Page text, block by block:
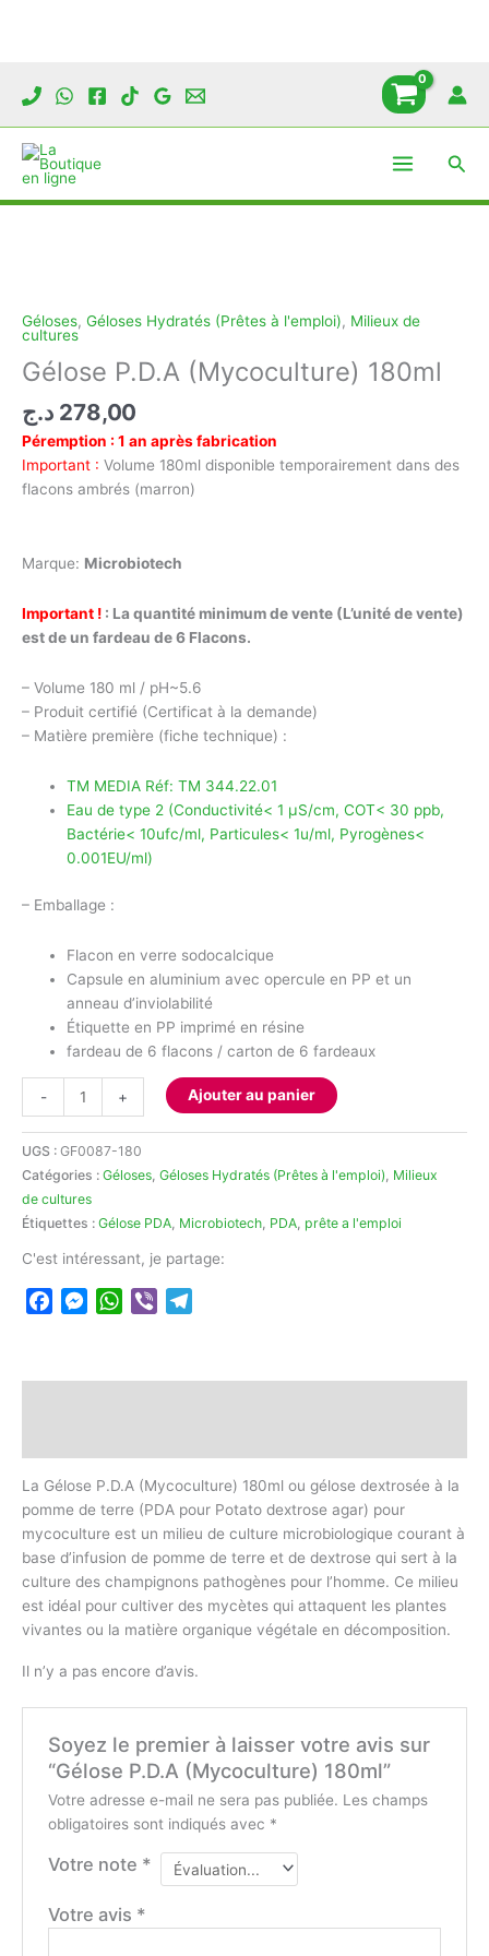
Géloses, Géloses Hydratés (Prêtes à l'emploi), Milieux de
cultures
Gélose P.D.A (Mycoculture) 180ml
278,00 د.ج
Péremption : 1 an après fabrication
Important : Volume 180ml disponible temporairement dans des
flacons ambrés (marron)
Marque: Microbiotech
Important ! : La quantité minimum de vente (L’unité de vente)
est de un fardeau de 6 Flacons.
– Volume 180 ml / pH~5.6
– Produit certifié (Certificat à la demande)
– Matière première (fiche technique) :
TM MEDIA Réf: TM 344.22.01
Eau de type 2 (Conductivité< 1 µS/cm, COT< 30 ppb,
Bactérie< 10ufc/ml, Particules< 1u/ml, Pyrogènes<
0.001EU/ml)
– Emballage :
Flacon en verre sodocalcique
Capsule en aluminium avec opercule en PP et un
anneau d’inviolabilité
Étiquette en PP imprimé en résine
fardeau de 6 flacons / carton de 6 fardeaux
-
de
Gélose
P.D.A
(Mycoculture)
180ml
+ Ajouter au panier
UGS : GF0087-180
Catégories : Géloses, Géloses Hydratés (Prêtes à l'emploi), Milieux
de cultures
Étiquettes : Gélose PDA, Microbiotech, PDA, prête a l'emploi
C'est intéressant, je partage:
FacebookMessenger
WhatsApp
Viber
La Gélose P.D.A (Mycoculture) 180ml ou gélose dextrosée à la
pomme de terre (PDA pour Potato dextrose agar) pour
mycoculture est un milieu de culture microbiologique courant à
base d’infusion de pomme de terre et de dextrose qui sert à la
culture des champignons pathogènes pour l’homme. Ce milieu
est idéal pour cultiver des mycètes qui attaquent les plantes
vivantes ou la matière organique végétale en décomposition.
Il n’y a pas encore d’avis.
Soyez le premier à laisser votre avis sur
“Gélose P.D.A (Mycoculture) 180ml”
Votre adresse e-mail ne sera pas publiée. Les champs
obligatoires sont indiqués avec *
Votre note *
Votre avis *